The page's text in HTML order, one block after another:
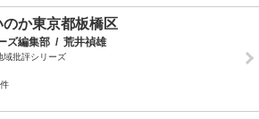
のか東京都板橋区
ズ編集部 / 荒井禎雄
域批評シリーズ